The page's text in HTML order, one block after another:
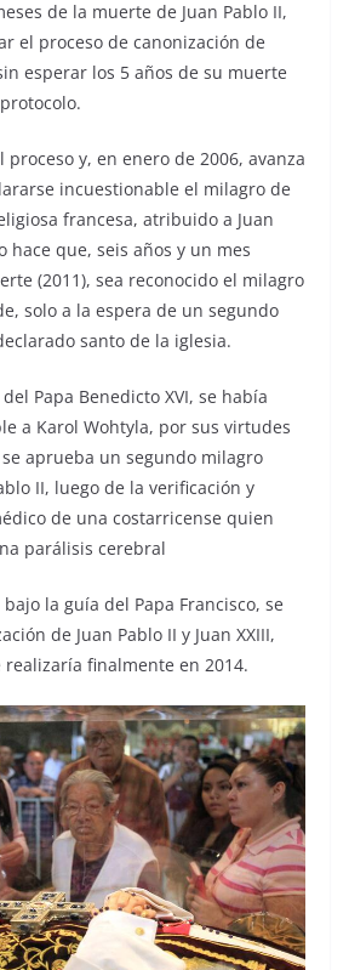
de la muerte de Juan Pablo II,
el proceso de canonización de
esperar los 5 años de su muerte
proceso y, en enero de 2006, avanza
incuestionable el milagro de
francesa, atribuido a Juan
hace que, seis años y un mes
(2011), sea reconocido el milagro
solo a la espera de un segundo
santo de la iglesia.
Papa Benedicto XVI, se había
a Karol Wohtyla, por sus virtudes
se aprueba un segundo milagro
II, luego de la verificación y
de una costarricense quien
parálisis cerebral
la guía del Papa Francisco, se
de Juan Pablo II y Juan XXIII,
realizaría finalmente en 2014.